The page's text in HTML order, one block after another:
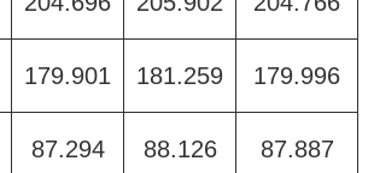
179.901 181.259 179.996
87.294 88.126 87.887